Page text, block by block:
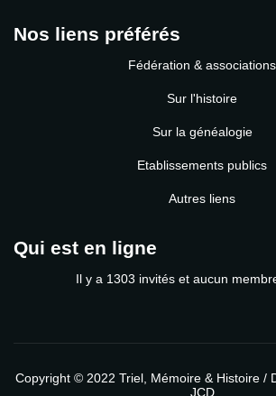
Nos liens préférés
Fédération & associations
Sur l'histoire
Sur la généalogie
Etablissements publics
Autres liens
Qui est en ligne
Il y a 1303 invités et aucun
Copyright © 2022 Triel, Mémoire & Histoire/
JCD